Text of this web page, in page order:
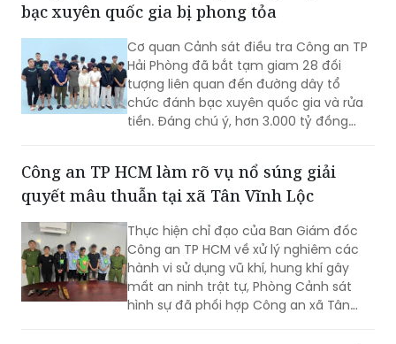
bạc xuyên quốc gia bị phong tỏa
Cơ quan Cảnh sát điều tra Công an TP
Hải Phòng đã bắt tạm giam 28 đối
tượng liên quan đến đường dây tổ
chức đánh bạc xuyên quốc gia và rửa
tiền. Đáng chú ý, hơn 3.000 tỷ đồng
Công an TP HCM làm rõ vụ nổ súng giải
quyết mâu thuẫn tại xã Tân Vĩnh Lộc
Thực hiện chỉ đạo của Ban Giám đốc
Công an TP HCM về xử lý nghiêm các
hành vi sử dụng vũ khí, hung khí gây
mất an ninh trật tự, Phòng Cảnh sát
hình sự đã phối hợp Công an xã Tân